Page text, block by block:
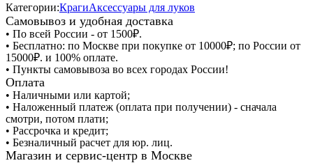
Категории:КрагиАксессуары для луков
Самовывоз и удобная доставка
• По всей России - от 1500₽.
• Бесплатно: по Москве при покупке от 10000₽; по России от
15000₽. и 100% оплате.
• Пункты самовывоза во всех городах России!
Оплата
• Наличными или картой;
• Наложенный платеж (оплата при получении) - сначала
смотри, потом плати;
• Рассрочка и кредит;
• Безналичный расчет для юр. лиц.
Магазин и сервис-центр в Москве